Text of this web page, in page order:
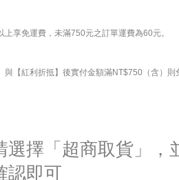
享免運費，未滿750元之訂單運費為60元。
與【紅利折抵】後實付金額滿NT$750（含）則
選擇「超商取貨」，
認即可